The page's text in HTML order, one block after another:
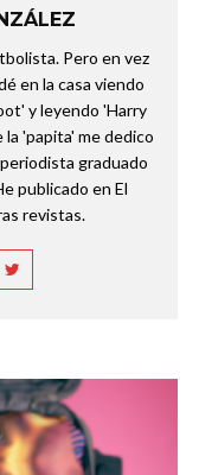
Pero en vez
en la casa viendo
y leyendo 'Harry
'papita' me dedico
graduado
publicado en El
revistas.